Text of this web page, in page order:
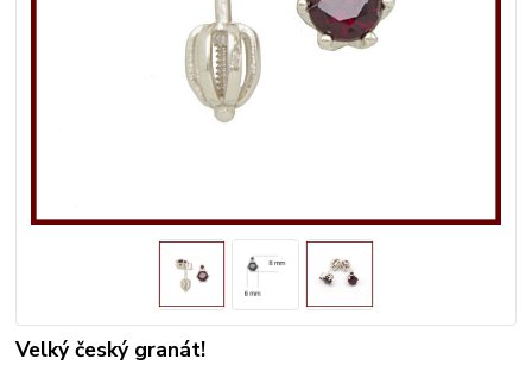
Velký český granát!